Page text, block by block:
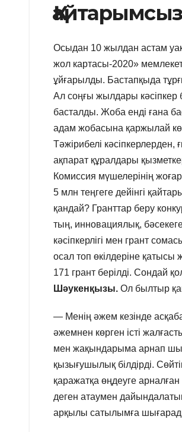
Осыдан 10 жылдан астам
жол картасы-2020»
ұйғарылды. Бастапқыда
Ал соңғы жылдары кәсіпкер
басталды. Жоба енді ғана
адам жобасына қаржылай
Тәжірибелі
ақпарат құралдары
Комиссия мүшелерінің
5 млн теңгеге дейінгі
қандай? Гранттар беру
тың, инновациялық,
кәсіпкерлігі мен грант
осал топ өкілдеріне
171 грант берілді. Сондай
Шәукенқызы. Ол былтыр
— Менің әжем кезінде
әжемнен көрген істі
мен жақындарыма арнап
қызығушылық білдірді.
қаражатқа өңдеуге
деген атаумен
арқылы сатылымға